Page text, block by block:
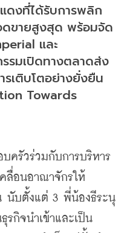
ดงที่ได้รับการพลิก
ดขายสูงสุด พร้อมจัด
และ
รรมเปิดทางตลาดส่ง
เติบโตอย่างยั่งยืน
Towards
รัวร่วมกับการบริหาร
ลื่อนอาณาจักรให้
นับตั้งแต่ 3 พี่น้องธีระนุ
รกิจนำเข้าและเป็น